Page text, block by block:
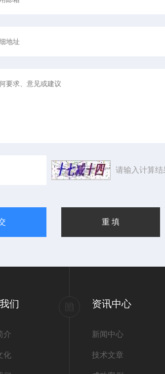
请输入计算
们
介
化
资讯中心
新闻中心
技术文章